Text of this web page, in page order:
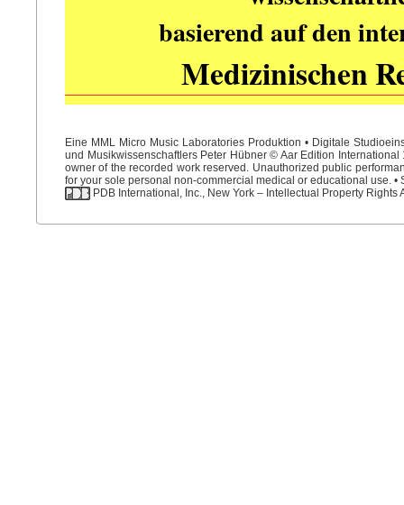
basierend auf den
Medizinischen
Eine MML Micro Music Laboratories Produktion • Digitale
und Musikwissenschaftlers Peter Hübner © Aar Edition
owner of the recorded work reserved. Unauthorized public
for your sole personal non-commercial medical or educational use.
PDB International, Inc., New York – Intellectual Property Rights